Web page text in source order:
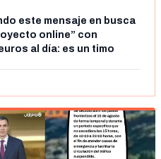
este mensaje en busca
online” con
al día: es un timo